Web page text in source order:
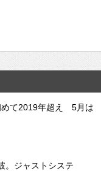
めて2019年超え 5月は
。ジャストシステ